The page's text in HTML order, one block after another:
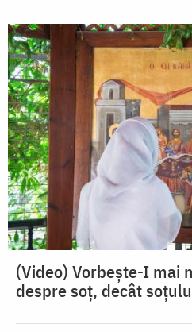
(Video) Vorbește-I mai
despre soț, decât